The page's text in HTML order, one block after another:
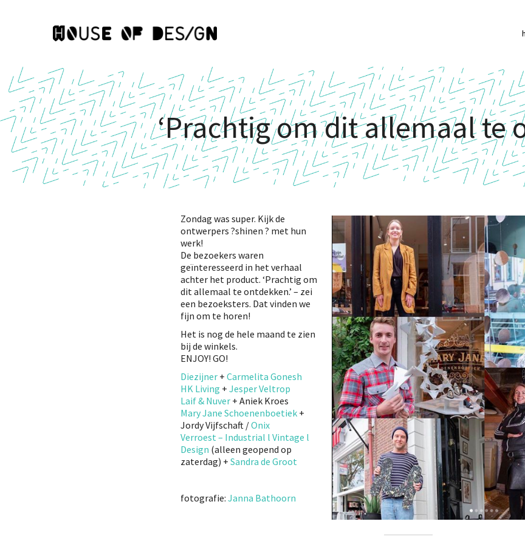
‘Prachtig om dit allemaal te
Zondag was super. Kijk de
ontwerpers ?shinen ? met hun
werk!
De bezoekers waren
geïnteresseerd in het verhaal
achter het product. ‘Prachtig om
dit allemaal te ontdekken.’ – zei
een bezoeksters. Dat vinden we
fijn om te horen!
Het is nog de hele maand te zien
bij de winkels.
ENJOY! GO!
Diezijner + Carmelita Gonesh
HK Living + Jesper Veltrop
Laif & Nuver + Aniek Kroes
Mary Jane Schoenenboetiek +
Jordy Vijfschaft /Onix
Verroest – Industrial l Vintage l
Design (alleen geopend op
zaterdag) + Sandra de Groot
fotografie: Janna Bathoorn